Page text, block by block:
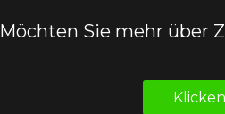
Möchten Sie mehr über